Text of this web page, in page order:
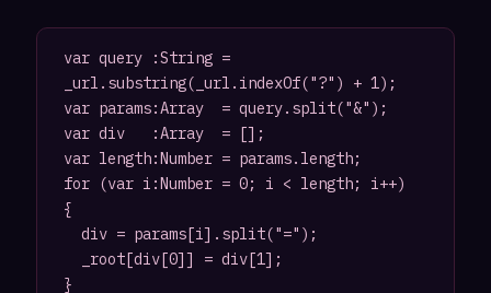
var query :String =
_url.substring(_url.indexOf("?") + 1);
var params:Array  = query.split("&");
var div   :Array  = [];
var length:Number = params.length;
for (var i:Number = 0; i < length; i++)
{